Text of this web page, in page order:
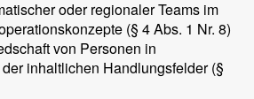
oder regionaler Teams im
(§ 4 Abs. 1 Nr. 8)
von Personen in
inhaltlichen Handlungsfelder (§